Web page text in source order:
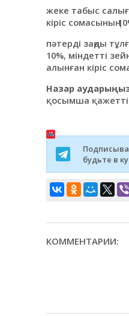
жеке табыс
кіріс сомасының
пәтерді заңды
10%, міндетті
алынған кіріс
Назар
қосымша
будьте в
КОММЕНТАРИИ: